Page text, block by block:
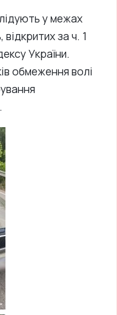
у межах
за ч. 1
України.
обмеження волі